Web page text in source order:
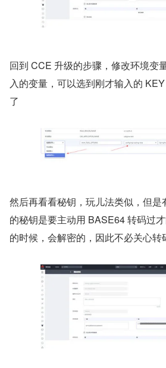
回到 CCE 升级的步骤，修改环境变
入的变量，可以选到刚才输入的
了
然后再看看秘钥，玩儿法类似，但是
的秘钥是要主动用 BASE64 转码过
的时候，会解密的，因此不必关心转